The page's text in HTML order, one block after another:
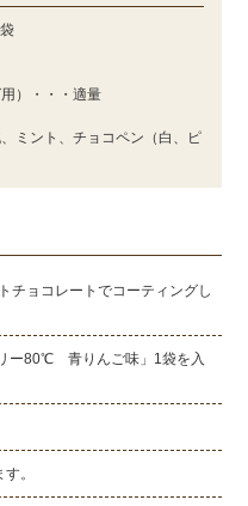
）・・・適量
ミント、チョコペン（白、ピ
チョコレートでコーティングし
ー80℃ 青りんご味」1袋を入
。